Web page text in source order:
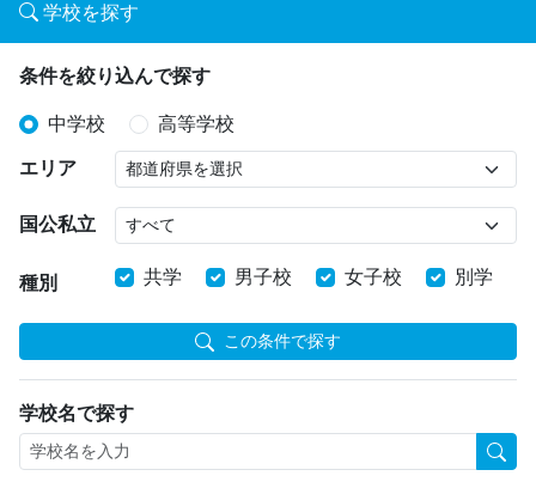
学校を探す
条件を絞り込んで探す
中学校 高等学校
エリア
国公私立
種別 共学 男子校 女子校 別学
この条件で探す
学校名で探す